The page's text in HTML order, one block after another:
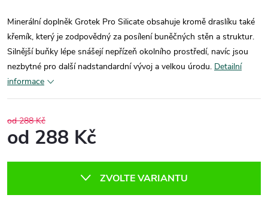
Minerální doplněk Grotek Pro Silicate obsahuje kromě draslíku také
křemík, který je zodpovědný za posílení buněčných stěn a struktur.
Silnější buňky lépe snášejí nepřízeň okolního prostředí, navíc jsou
nezbytné pro další nadstandardní vývoj a velkou úrodu. Detailní
informace
od 288 Kč
od 288 Kč
ZVOLTE VARIANTU